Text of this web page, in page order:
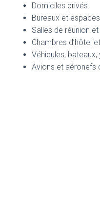
Domiciles privés
Bureaux et
Salles de réunion
Chambres d’hôtel
Véhicules, bateaux,
Avions et aéronefs